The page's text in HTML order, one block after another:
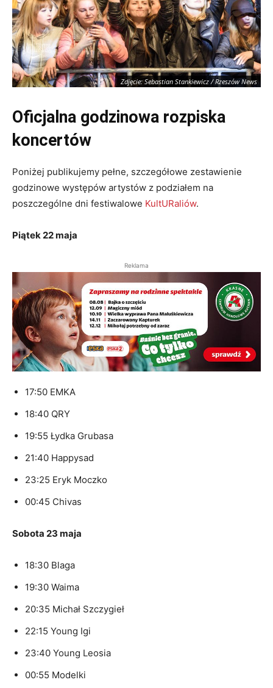
Zdjęcie: Sebastian Stankiewicz / Rzeszów News
Oficjalna godzinowa rozpiska
koncertów
Poniżej publikujemy pełne, szczegółowe zestawienie
godzinowe występów artystów z podziałem na
poszczególne dni festiwalowe KultURaliów.
Piątek 22 maja
Reklama
17:50 EMKA
18:40 QRY
19:55 Łydka Grubasa
21:40 Happysad
23:25 Eryk Moczko
00:45 Chivas
Sobota 23 maja
18:30 Blaga
19:30 Waima
20:35 Michał Szczygieł
22:15 Young Igi
23:40 Young Leosia
00:55 Modelki